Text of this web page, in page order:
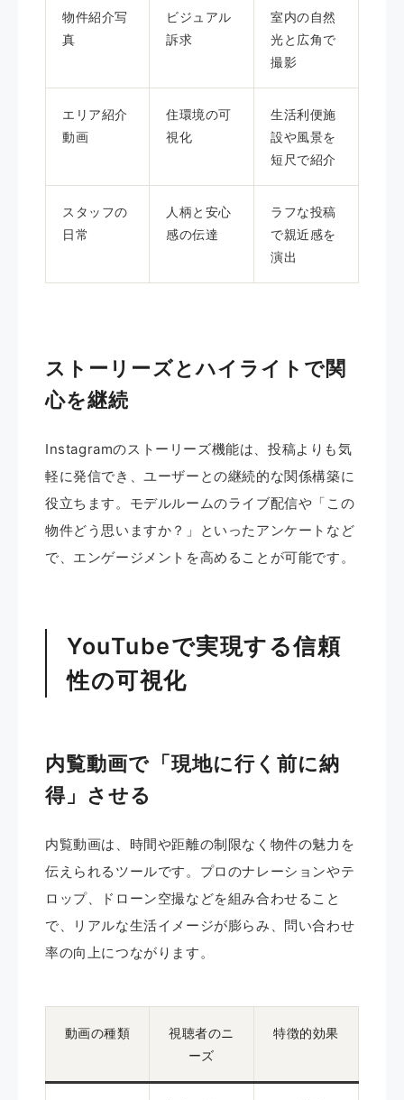
物件紹介写
真
ビジュアル
訴求
室内の自然
光と広角で
撮影
エリア紹介
動画
住環境の可
視化
生活利便施
設や風景を
短尺で紹介
スタッフの
日常
人柄と安心
感の伝達
ラフな投稿
で親近感を
演出
ストーリーズとハイライトで関
心を継続
Instagramのストーリーズ機能は、投稿よりも気
軽に発信でき、ユーザーとの継続的な関係構築に
役立ちます。モデルルームのライブ配信や「この
物件どう思いますか？」といったアンケートなど
で、エンゲージメントを高めることが可能です。
YouTubeで実現する信頼
性の可視化
内覧動画で「現地に行く前に納
得」させる
内覧動画は、時間や距離の制限なく物件の魅力を
伝えられるツールです。プロのナレーションやテ
ロップ、ドローン空撮などを組み合わせること
で、リアルな生活イメージが膨らみ、問い合わせ
率の向上につながります。
動画の種類
視聴者のニ
ーズ
特徴的効果